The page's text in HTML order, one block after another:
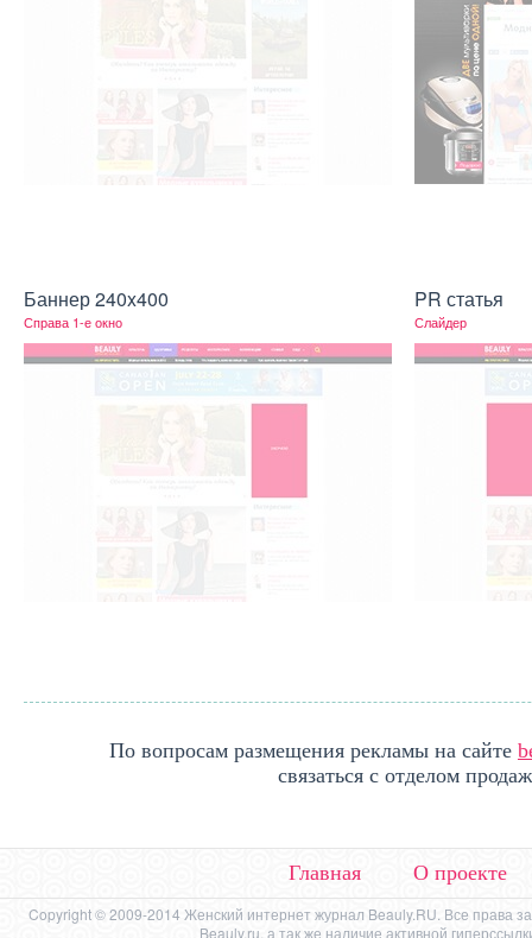
Баннер 240x400
Справа 1-е окно
PR статья
Слайдер
По вопросам размещения рекламы на сайте
связаться с отделом продаж
Главная О проекте
Copyright © 2009-2014 Женский интернет журнал Beauly.RU. Все права
Beauly.ru, а так же наличие активной